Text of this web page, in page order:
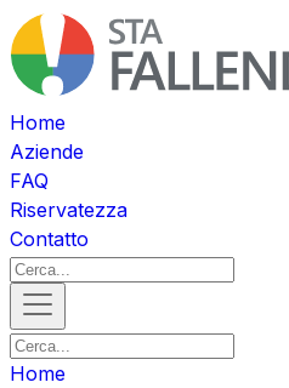
Home
Aziende
FAQ
Riservatezza
Contatto
Home